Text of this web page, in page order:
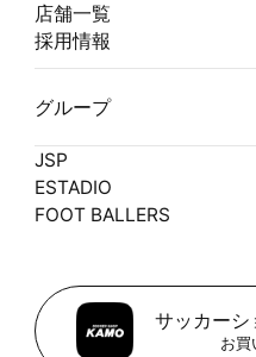
店舗一覧
採用情報
グループ
JSP
ESTADIO
FOOT BALLERS
サッカーシ
お買